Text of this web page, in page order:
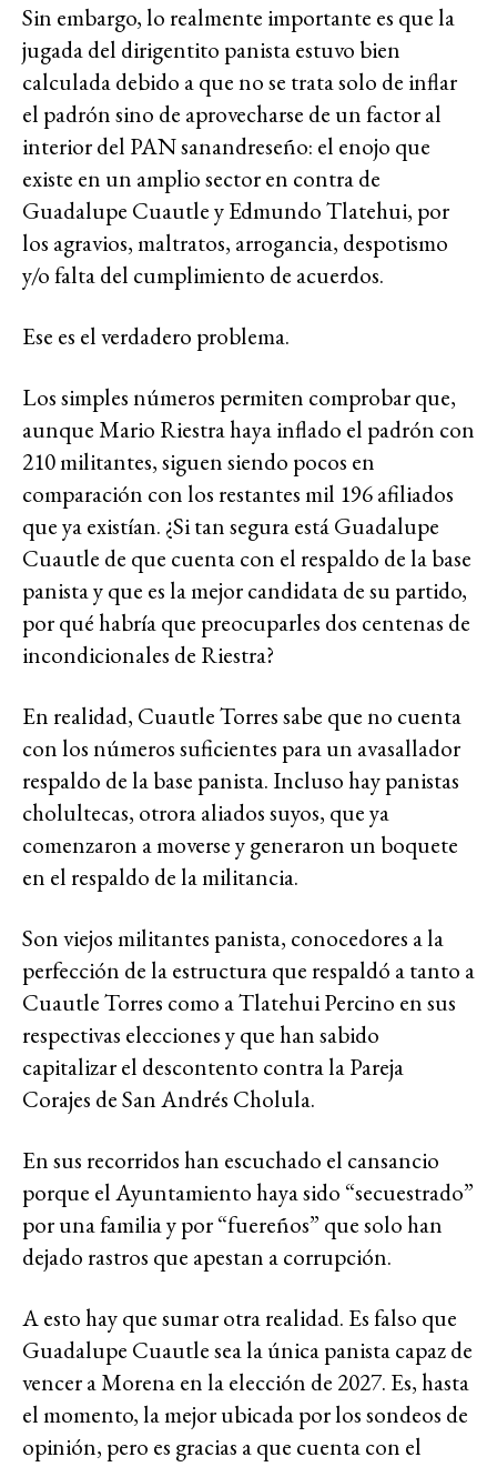
Sin embargo, lo realmente importante es que la
jugada del dirigentito panista estuvo bien
calculada debido a que no se trata solo de inflar
el padrón sino de aprovecharse de un factor al
interior del PAN sanandreseño: el enojo que
existe en un amplio sector en contra de
Guadalupe Cuautle y Edmundo Tlatehui, por
los agravios, maltratos, arrogancia, despotismo
y/o falta del cumplimiento de acuerdos.
Ese es el verdadero problema.
Los simples números permiten comprobar que,
aunque Mario Riestra haya inflado el padrón con
210 militantes, siguen siendo pocos en
comparación con los restantes mil 196 afiliados
que ya existían. ¿Si tan segura está Guadalupe
Cuautle de que cuenta con el respaldo de la base
panista y que es la mejor candidata de su partido,
por qué habría que preocuparles dos centenas de
incondicionales de Riestra?
En realidad, Cuautle Torres sabe que no cuenta
con los números suficientes para un avasallador
respaldo de la base panista. Incluso hay panistas
cholultecas, otrora aliados suyos, que ya
comenzaron a moverse y generaron un boquete
en el respaldo de la militancia.
Son viejos militantes panista, conocedores a la
perfección de la estructura que respaldó a tanto a
Cuautle Torres como a Tlatehui Percino en sus
respectivas elecciones y que han sabido
capitalizar el descontento contra la Pareja
Corajes de San Andrés Cholula.
En sus recorridos han escuchado el cansancio
porque el Ayuntamiento haya sido “secuestrado”
por una familia y por “fuereños” que solo han
dejado rastros que apestan a corrupción.
A esto hay que sumar otra realidad. Es falso que
Guadalupe Cuautle sea la única panista capaz de
vencer a Morena en la elección de 2027. Es, hasta
el momento, la mejor ubicada por los sondeos de
opinión, pero es gracias a que cuenta con el